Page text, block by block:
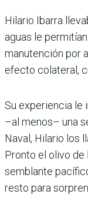
Hilario Ibarra
aguas le
manutención por
efecto colateral,
Su experiencia le
–al menos– una
Naval, Hilario los
Pronto el olivo de
semblante
resto para